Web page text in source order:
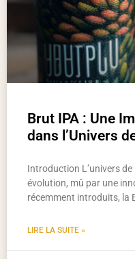
Brut IPA : Une
dans l’Univers
Introduction L’univers
évolution, mû par une
récemment introduits, la
LIRE LA SUITE »